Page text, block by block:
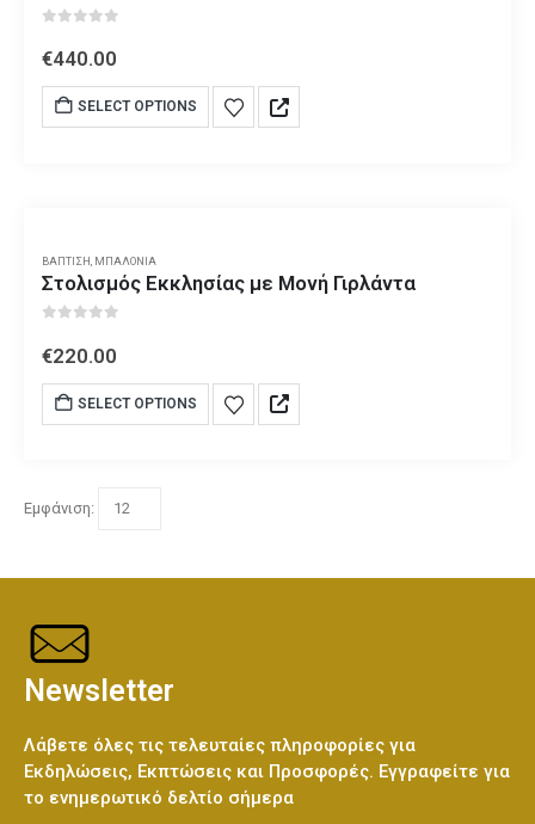
€440.00
SELECT OPTIONS
ΒΆΠΤΙΣΗ ΜΠΑΛΌΝΙΑ
Στολισμός Εκκλησίας με Μονή Γιρλάντα
€220.00
SELECT OPTIONS
Εμφάνιση:
Newsletter
Λάβετε όλες τις τελευταίες πληροφορίες για
Εκδηλώσεις, Εκπτώσεις και Προσφορές. Εγγραφείτε για
το ενημερωτικό δελτίο σήμερα